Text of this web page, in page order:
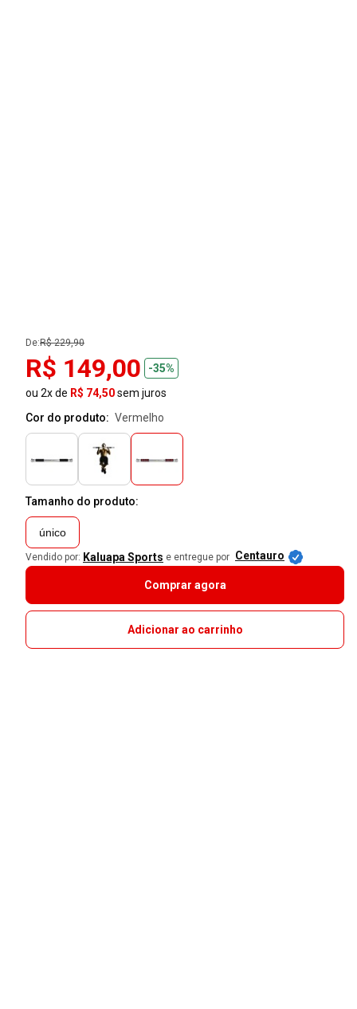
De:R$ 229,90
R$ 149,00
-35%
ou 2x de R$ 74,50sem juros
Cor do produto:
vermelho
Tamanho do produto:
único
Vendido por: Kaluapa Sports e entregue por Centauro
Comprar agora
Adicionar ao carrinho